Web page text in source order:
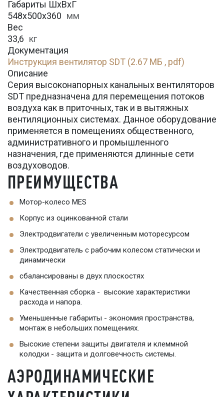
Габариты ШхВхГ
548x500x360 мм
Вес
33,6 кг
Документация
Инструкция вентилятор SDT (2.67 МБ , pdf)
Описание
Серия высоконапорных канальных вентиляторов
SDT предназначена для перемещения потоков
воздуха как в приточных, так и в вытяжных
вентиляционных системах. Данное оборудование
применяется в помещениях общественного,
административного и промышленного
назначения, где применяются длинные сети
воздуховодов.
ПРЕИМУЩЕСТВА
Мотор-колесо MES
Корпус из оцинкованной стали
Электродвигатели с увеличенным моторесурсом
Электродвигатель с рабочим колесом статически и
динамически
сбалансированы в двух плоскостях
Качественная сборка - высокие характеристики
расхода и напора.
Уменьшенные габариты - экономия пространства,
монтаж в небольших помещениях.
Высокие степени защиты двигателя и клеммной
колодки - защита и долговечность системы.
АЭРОДИНАМИЧЕСКИЕ